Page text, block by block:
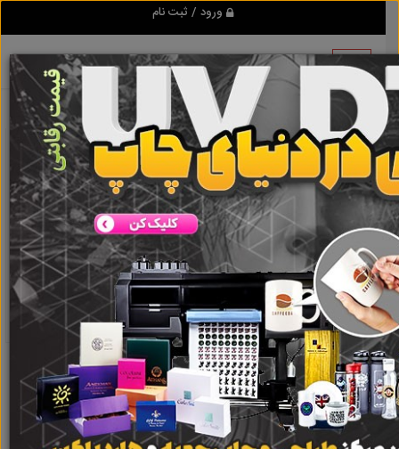
ورود / ثبت نام
نتیجه ای یافت نشد
گروه ها
املاک